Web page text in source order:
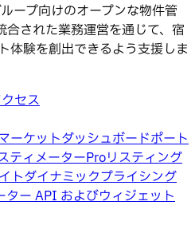
ープ向けのオープンな物件管
合された業務運営を通じて、宿
体験を創出できるよう支援しま
セス
ーケットダッシュボードポート
ティメーターProリスティング
トダイナミックプライシング
ター API およびウィジェット